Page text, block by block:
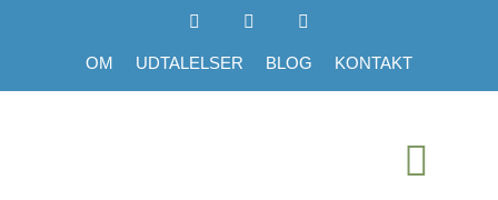
OM UDTALELSER BLOG KONTAKT